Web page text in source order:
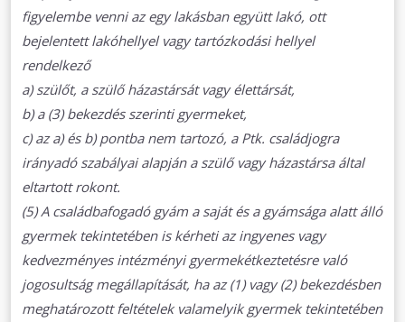
figyelembe venni az egy lakásban együtt lakó, ott
bejelentett lakóhellyel vagy tartózkodási hellyel
rendelkező
a) szülőt, a szülő házastársát vagy élettársát,
b) a (3) bekezdés szerinti gyermeket,
c) az a) és b) pontba nem tartozó, a Ptk. családjogra
irányadó szabályai alapján a szülő vagy házastársa által
eltartott rokont.
(5) A családbafogadó gyám a saját és a gyámsága alatt álló
gyermek tekintetében is kérheti az ingyenes vagy
kedvezményes intézményi gyermekétkeztetésre való
jogosultság megállapítását, ha az (1) vagy (2) bekezdésben
meghatározott feltételek valamelyik gyermek tekintetében